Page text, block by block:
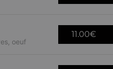
oeuf
11.00€